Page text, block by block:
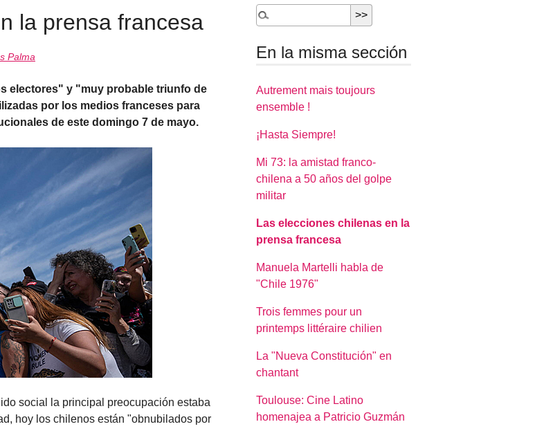
la prensa francesa
Palma
electores" y "muy probable triunfo de
por los medios franceses para
de este domingo 7 de mayo.
social la principal preocupación estaba
hoy los chilenos están "obnubilados por
En la misma sección
Autrement mais toujours
ensemble !
¡Hasta Siempre!
Mi 73: la amistad franco-
chilena a 50 años del golpe
militar
Las elecciones chilenas en la
prensa francesa
Manuela Martelli habla de
"Chile 1976"
Trois femmes pour un
printemps littéraire chilien
La "Nueva Constitución" en
chantant
Toulouse: Cine Latino
homenajea a Patricio Guzmán